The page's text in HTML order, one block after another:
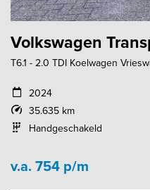
Volkswagen
T6.1 - 2.0 TDI Koelwagen
2024
35.635 km
Handgeschakeld
v.a. 754 p/m